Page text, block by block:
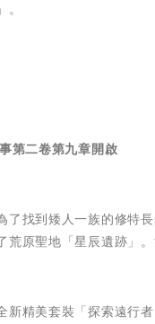
第二卷第九章開啟
了找到矮人一族的修特
荒原聖地「星辰遺跡」
新精美套裝「探索遠行